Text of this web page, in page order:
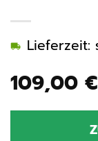
109,00 €
Lieferzeit: